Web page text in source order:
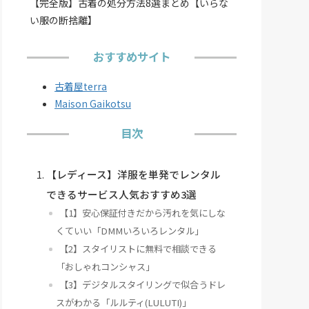
い服の断捨離】
おすすめサイト
古着屋terra
Maison Gaikotsu
目次
【レディース】洋服を単発でレンタル
できるサービス人気おすすめ3選
【1】安心保証付きだから汚れを気にしな
くていい「DMMいろいろレンタル」
【2】スタイリストに無料で相談できる
「おしゃれコンシャス」
【3】デジタルスタイリングで似合うドレ
スがわかる「ルルティ(LULUTI)」